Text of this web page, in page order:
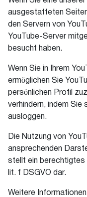
ausgestatteten Seiten
den Servern von
YouTube-Server
besucht haben.
Wenn Sie in Ihrem
ermöglichen Sie
persönlichen Profil
verhindern, indem Sie
ausloggen.
Die Nutzung von
ansprechenden
stellt ein berechtigtes
lit. f DSGVO dar.
Weitere